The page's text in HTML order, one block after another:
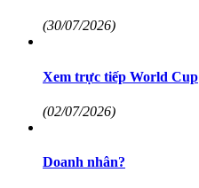
(30/07/2026)
Xem trực tiếp World Cup
(02/07/2026)
Doanh nhân?